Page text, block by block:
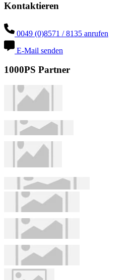
Kontaktieren
0049 (0)8571 / 8135 anrufen
E-Mail senden
1000PS Partner